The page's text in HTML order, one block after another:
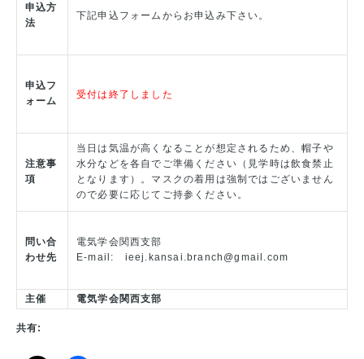
申込方
法
下記申込フォームからお申込み下さい。
申込フ
ォーム
受付は終了しました
注意事
項
当日は気温が高くなることが想定されるため、帽子や
水分などを各自でご準備ください（見学時は飲食禁止
となります）。マスクの着用は強制ではございません
ので必要に応じてご持参ください。
問い合
わせ先
電気学会関西支部
E-mail: ieej.kansai.branch@gmail.com
主催 電気学会関西支部
共有: